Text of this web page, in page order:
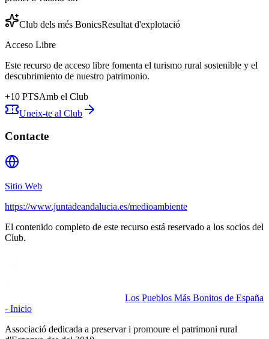
Club dels més BonicsResultat d'explotació
Acceso Libre
Este recurso de acceso libre fomenta el turismo rural sostenible y el
descubrimiento de nuestro patrimonio.
+10 PTSAmb el Club
Uneix-te al Club
Contacte
Sitio Web
https://www.juntadeandalucia.es/medioambiente
El contenido completo de este recurso está reservado a los socios del
Club.
Los Pueblos Más Bonitos de España
- Inicio
Associació dedicada a preservar i promoure el patrimoni rural